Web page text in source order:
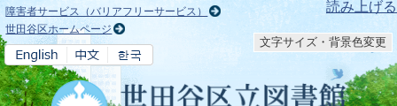
本文へ 読み上げる
障害者サービス（バリアフリーサービス）
世田谷区ホームページ
文字サイズ・背景色変更